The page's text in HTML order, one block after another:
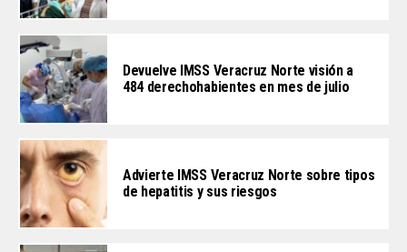
Devuelve IMSS Veracruz Norte visión a
484 derechohabientes en mes de julio
Advierte IMSS Veracruz Norte sobre tipos
de hepatitis y sus riesgos